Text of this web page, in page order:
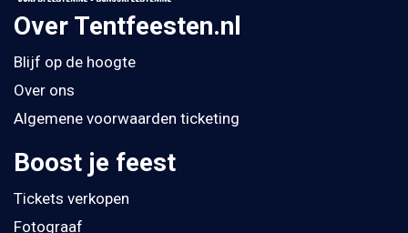
Over Tentfeesten.nl
Blijf op de hoogte
Over ons
Algemene voorwaarden ticketing
Boost je feest
Tickets verkopen
Fotograaf